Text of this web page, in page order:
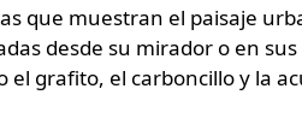
que muestran el paisaje
desde su mirador o en
el grafito, el carboncillo y la